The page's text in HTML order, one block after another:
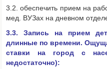
3.2. обеспечить прием на
мед. ВУЗах на дневном
3.3. Запись на прием
длинные по времени.
ставки на город с
недостаточно):